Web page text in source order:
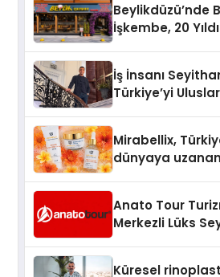
Beylikdüzü’nde
İşkembe, 20
İş İnsanı
Türkiye’yi
Mirabellix,
dünyaya
Anato Tour
Merkezli Lüks
Küresel